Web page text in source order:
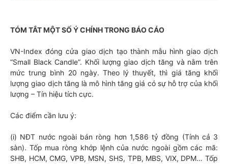
TÓM TẮT MỘT SỐ Ý CHÍNH TRONG BÁO CÁO
VN-Index đóng cửa giao dịch tạo thành mẫu hình giao dịch
“Small Black Candle”. Khối lượng giao dịch tăng và nằm trên
mức trung bình 20 ngày. Theo lý thuyết, thì giá tăng khối
lượng giao dịch tăng là mô hình tăng giá có sự hỗ trợ của khối
lượng – Tín hiệu tích cực.
Các điểm cần lưu ý:
(i) NĐT nước ngoài bán ròng hơn 1,586 tỷ đồng (Tính cả 3
sàn). Tốp mua ròng khớp lệnh của nước ngoài gồm các mã:
SHB, HCM, CMG, VPB, MSN, SHS, TPB, MBS, VIX, DPM… Tốp